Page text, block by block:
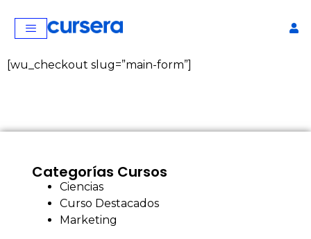
[wu_checkout slug=”main-form”]
Categorías Cursos
Ciencias
Curso Destacados
Marketing